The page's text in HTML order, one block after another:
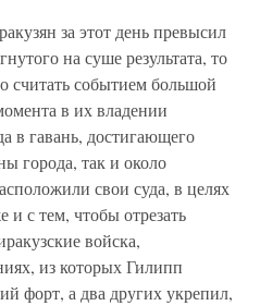
за этот день превысил
на суше результата, то
считать событием большой
в их владении
в гавань, достигающего
города, так и около
свои суда, в целях
и с тем, чтобы отрезать
войска,
из которых Гилипп
форт, а два других укрепил,